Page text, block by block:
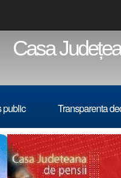
Casa
public Transparenta